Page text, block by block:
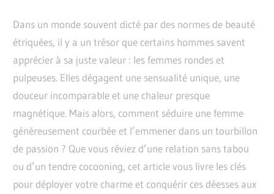
Dans un monde souvent dicté par des normes de beauté
étriquées, il y a un trésor que certains hommes savent
apprécier à sa juste valeur : les femmes rondes et
pulpeuses. Elles dégagent une sensualité unique, une
douceur incomparable et une chaleur presque
magnétique. Mais alors, comment séduire une femme
généreusement courbée et l’emmener dans un tourbillon
de passion ? Que vous rêviez d’une relation sans tabou
ou d’un tendre cocooning, cet article vous livre les clés
pour déployer votre charme et conquérir ces déesses aux